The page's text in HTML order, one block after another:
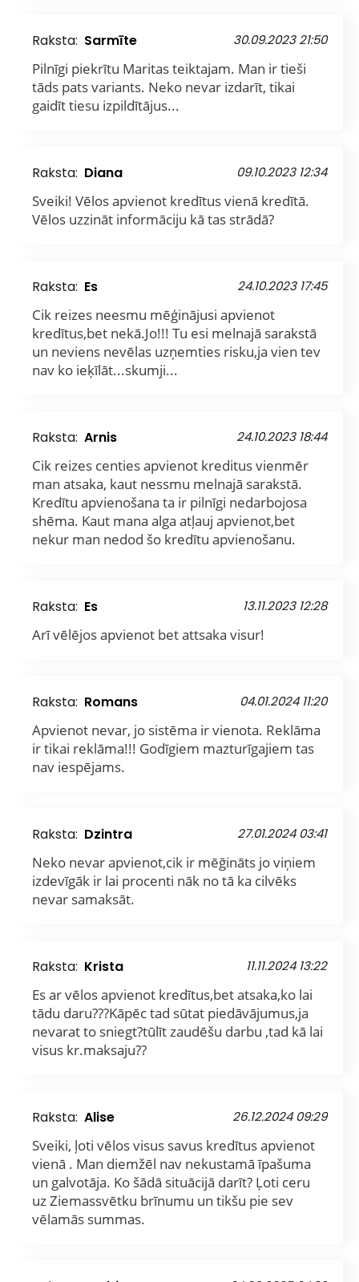
Raksta: Sarmīte 30.09.2023 21:50
Pilnīgi piekrītu Maritas teiktajam. Man ir tieši
tāds pats variants. Neko nevar izdarīt, tikai
gaidīt tiesu izpildītājus...
Raksta: Diana 09.10.2023 12:34
Sveiki! Vēlos apvienot kredītus vienā kredītā.
Vēlos uzzināt informāciju kā tas strādā?
Raksta: Es 24.10.2023 17:45
Cik reizes neesmu mēģinājusi apvienot
kredītus,bet nekā.Jo!!! Tu esi melnajā sarakstā
un neviens nevēlas uzņemties risku,ja vien tev
nav ko ieķīlāt...skumji...
Raksta: Arnis 24.10.2023 18:44
Cik reizes centies apvienot kreditus vienmēr
man atsaka, kaut nessmu melnajā sarakstā.
Kredītu apvienošana ta ir pilnīgi nedarbojosa
shēma. Kaut mana alga atļauj apvienot,bet
nekur man nedod šo kredītu apvienošanu.
Raksta: Es 13.11.2023 12:28
Arī vēlējos apvienot bet attsaka visur!
Raksta: Romans 04.01.2024 11:20
Apvienot nevar, jo sistēma ir vienota. Reklāma
ir tikai reklāma!!! Godīgiem mazturīgajiem tas
nav iespējams.
Raksta: Dzintra 27.01.2024 03:41
Neko nevar apvienot,cik ir mēğināts jo viņiem
izdevīgāk ir lai procenti nāk no tā ka cilvēks
nevar samaksāt.
Raksta: Krista 11.11.2024 13:22
Es ar vēlos apvienot kredītus,bet atsaka,ko lai
tādu daru???Kāpēc tad sūtat piedāvājumus,ja
nevarat to sniegt?tūlīt zaudēšu darbu ,tad kā lai
visus kr.maksaju??
Raksta: Alise 26.12.2024 09:29
Sveiki, ļoti vēlos visus savus kredītus apvienot
vienā . Man diemžēl nav nekustamā īpašuma
un galvotāja. Ko šādā situācijā darīt? Ļoti ceru
uz Ziemassvētku brīnumu un tikšu pie sev
vēlamās summas.